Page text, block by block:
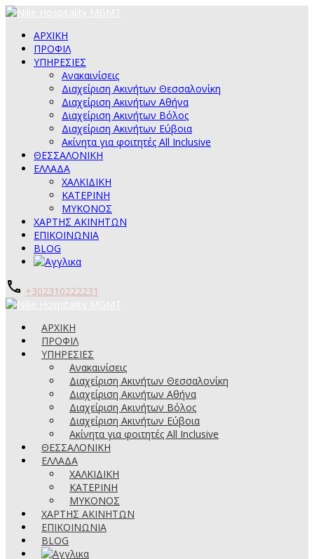
ΑΡΧΙΚΗ
ΠΡΟΦΙΛ
ΥΠΗΡΕΣΙΕΣ
Ανακαινίσεις
Διαχείριση Ακινήτων Θεσσαλονίκη
Διαχείριση Ακινήτων Αθήνα
Διαχείριση Ακινήτων Βόλος
Διαχείριση Ακινήτων Εύβοια
Ακίνητα για φοιτητές All Inclusive
ΘΕΣΣΑΛΟΝΙΚΗ
ΕΛΛΑΔΑ
ΧΑΛΚΙΔΙΚΗ
ΚΑΤΕΡΙΝΗ
ΜΥΚΟΝΟΣ
ΧΑΡΤΗΣ ΑΚΙΝΗΤΩΝ
ΕΠΙΚΟΙΝΩΝΙΑ
BLOG
+302310222231
ΑΡΧΙΚΗ
ΠΡΟΦΙΛ
ΥΠΗΡΕΣΙΕΣ
Ανακαινίσεις
Διαχείριση Ακινήτων Θεσσαλονίκη
Διαχείριση Ακινήτων Αθήνα
Διαχείριση Ακινήτων Βόλος
Διαχείριση Ακινήτων Εύβοια
Ακίνητα για φοιτητές All Inclusive
ΘΕΣΣΑΛΟΝΙΚΗ
ΕΛΛΑΔΑ
ΧΑΛΚΙΔΙΚΗ
ΚΑΤΕΡΙΝΗ
ΜΥΚΟΝΟΣ
ΧΑΡΤΗΣ ΑΚΙΝΗΤΩΝ
ΕΠΙΚΟΙΝΩΝΙΑ
BLOG